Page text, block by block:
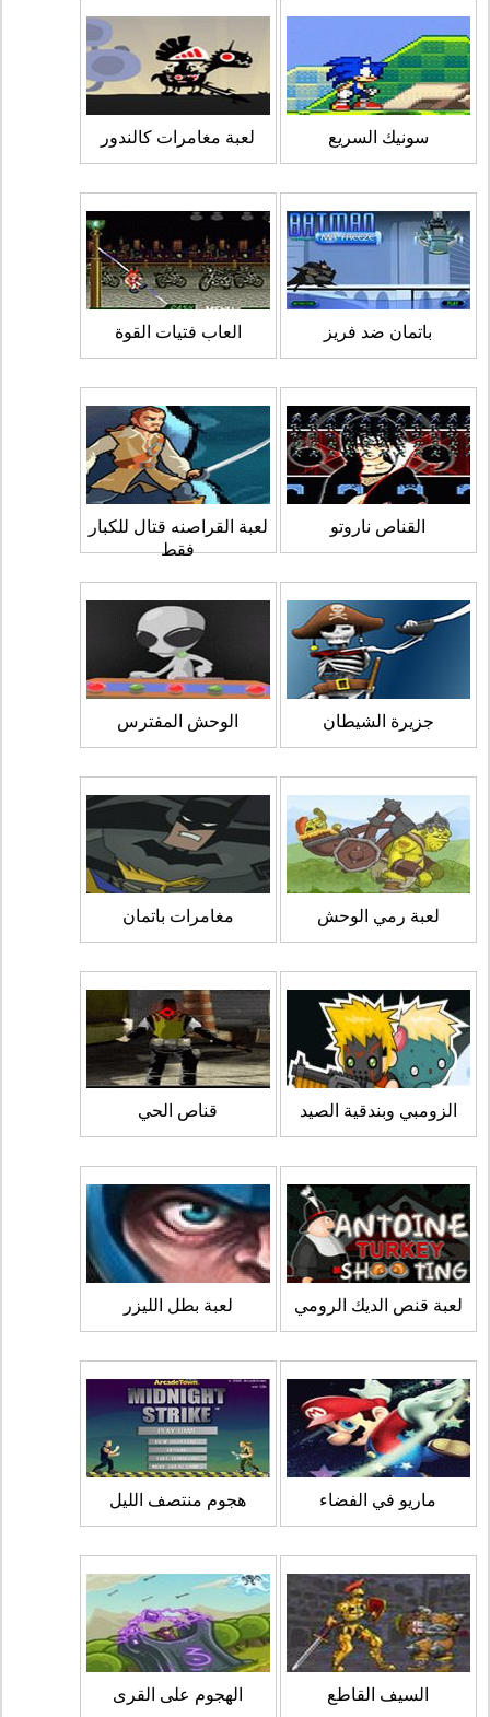
سونيك السريع لعبة مغامرات كالندور
باتمان ضد فريز العاب فتيات القوة
القناص ناروتو
لعبة القراصنه قتال للكبار
فقط
جزيرة الشيطان الوحش المفترس
لعبة رمي الوحش مغامرات باتمان
الزومبي وبندقية الصيد قناص الحي
لعبة قنص الديك الرومي لعبة بطل الليزر
ماريو في الفضاء هجوم منتصف الليل
السيف القاطع الهجوم على القرى